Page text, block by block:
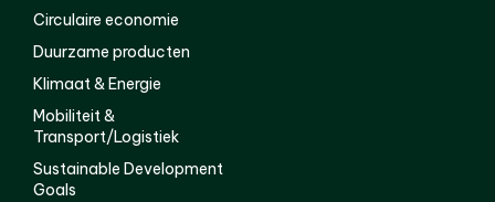
Circulaire economie
Duurzame producten
Klimaat & Energie
Mobiliteit &
Transport/Logistiek
Sustainable Development
Goals